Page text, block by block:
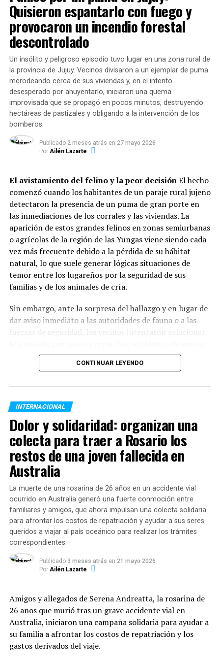
Copas de leche (desayuno y merienda):
Crecieron de 1.445.270 raciones a 2.883.504 en
2026(suba del99%
En conjunto, las entidades administraron5.340.528
raciones alimentarias en lo que va del año,
garantizando el derecho básico a la alimentación de
niños, niñas, adolescentes y adultos de sectores
vulnerables.
Dinámica del servicio: Modalidades
El informe evidencia que la atención se adaptó a los
hábitos de pospandemia: el83% de las instituciones
entrega viandas para llevar, el13,2% sostiene la
atención presencial en salón y el3,7% distribuye
módulos alimentarios.
Respecto a la distribución horaria de las raciones, la
mayor demanda se concentra durante el contraturno
escolar y laboral:
Cenas:33,3%.
Módulos alimentarios:
Más allá de la comida: Centros de
contención barrial
El relevamiento destaca que el
organizacionesdesarrolla de manera simultánea
propuestas sociales, formativas o recreativas. Entre las
iniciativas complementarias se destacan lostalleres de
oficios (34,3%) , lasactividades deportivas (22,8%),
laspropuestas culturales (14,3%)y otras acciones
comunitarias (28,6%).
Financiamiento, control e inversión
La red se enmarca en la
Ordenanza N.º 12.937
(sancionada en 2024), la cual creó elFondo de
Asistencia Alimentaria
. Este programa se financia
mediante una alícuota específica del Derecho de
Registro e Inspección (DREI) abonado por bancos y
Quisieron espantarlo con fuego y
provocaron un incendio forestal
descontrolado
Un insólito y peligroso episodio tuvo lugar en una zona rural de
la provincia de Jujuy. Vecinos divisaron a un ejemplar de puma
merodeando cerca de sus viviendas y, en el intento
desesperado por ahuyentarlo, iniciaron una quema
improvisada que se propagó en pocos minutos, destruyendo
hectáreas de pastizales y obligando a la intervención de los
bomberos.
Publicado 2 meses atrás en 27 mayo 2026
Por Ailén Lazarte
El avistamiento del felino y la peor decisiónEl hecho
comenzó cuando los habitantes de un paraje rural jujeño
detectaron la presencia de un puma de gran porte en
las inmediaciones de los corrales y las viviendas. La
aparición de estos grandes felinos en zonas semiurbanas
o agrícolas de la región de las Yungas viene siendo cada
vez más frecuente debido a la pérdida de su hábitat
natural, lo que suele generar lógicas situaciones de
temor entre los lugareños por la seguridad de sus
familias y de los animales de cría.
Sin embargo, ante la sorpresa del hallazgo y en lugar de
dar aviso inmediato a las autoridades de fauna o a las
fuerzas de seguridad, los vecinos intentaron solucionar
al animal para que regresara hacia el monte, decidieron
encender fogatas de manera precaria y arrojar ramas
El fuego fuera de control y los daños ambientales
combinación de una persistente sequía en la vegetación
norteña, la gran cantidad de material orgánico seco y
las ráfagas de viento transformaron una acción
imprudente en un desastre inmediato. Las llamas se
salieron de control en cuestión de segundos, superando
los esfuerzos de los lugareños por contenerlas y
expandiéndose de manera voraz a través de campos
vecinos y zonas de vegetación nativa de la provincia.
Varias dotaciones de Bomberos tuvieron que desplegar
un operativo contrarreloj para frenar el avance del
fuego, el cual amenazaba con alcanzar algunas
estructuras edilicias y viviendas cercanas. Tras largas
siniestro, confirmando que las pérdidas materiales
afectaron principalmente a decenas de hectáreas de
malezas y monte natural. Por su parte, el felino que
desencadenó el incidente logró huir del lugar apenas se
iniciaron las primeras llamas, perdiéndose en la
CONTINUAR LEYENDO
INTERNACIONAL
Dolor y solidaridad: organizan una
colecta para traer a Rosario los
restos de una joven fallecida en
Australia
La muerte de una rosarina de 26 años en un accidente vial
ocurrido en Australia generó una fuerte conmoción entre
familiares y amigos, que ahora impulsan una colecta solidaria
para afrontar los costos de repatriación y ayudar a sus seres
queridos a viajar al país oceánico para realizar los trámites
correspondientes.
Publicado 3 meses atrás en 21 mayo 2026
Por Ailén Lazarte
Amigos y allegados de Serena Andreatta, la rosarina de
26 años que murió tras un grave accidente vial en
Australia, iniciaron una campaña solidaria para ayudar a
su familia a afrontar los costos de repatriación y los
gastos derivados del viaje.